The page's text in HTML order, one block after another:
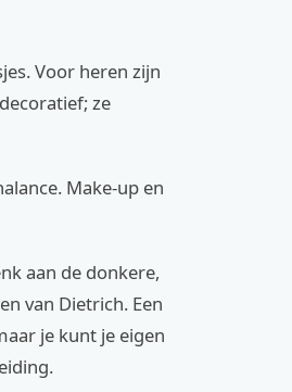
Voor heren zijn
ze
Make-up en
aan de donkere,
van Dietrich. Een
je kunt je eigen